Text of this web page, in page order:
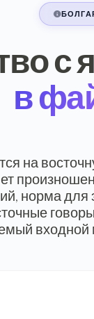
с
в
на
норма
входной